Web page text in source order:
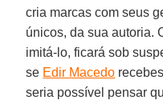
cria marcas com seus
únicos, da sua autoria.
imitá-lo, ficará sob
se Edir Macedo
seria possível pensar